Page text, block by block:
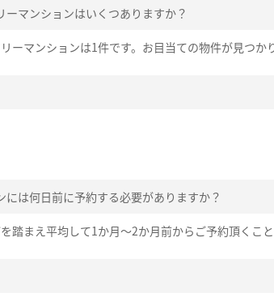
マンションはいくつありますか？
マンションは1件です。お目当ての物件が見つか
は何日前に予約する必要がありますか？
まえ平均して1か月～2か月前からご予約頂くこと